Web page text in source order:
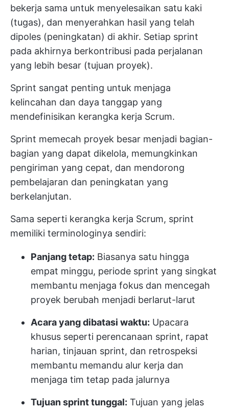
bekerja sama untuk menyelesaikan satu kaki
(tugas), dan menyerahkan hasil yang telah
dipoles (peningkatan) di akhir. Setiap sprint
pada akhirnya berkontribusi pada perjalanan
yang lebih besar (tujuan proyek).
Sprint sangat penting untuk menjaga
kelincahan dan daya tanggap yang
mendefinisikan kerangka kerja Scrum.
Sprint memecah proyek besar menjadi bagian-
bagian yang dapat dikelola, memungkinkan
pengiriman yang cepat, dan mendorong
pembelajaran dan peningkatan yang
berkelanjutan.
Sama seperti kerangka kerja Scrum, sprint
memiliki terminologinya sendiri:
Panjang tetap: Biasanya satu hingga
empat minggu, periode sprint yang singkat
membantu menjaga fokus dan mencegah
proyek berubah menjadi berlarut-larut
Acara yang dibatasi waktu: Upacara
khusus seperti perencanaan sprint, rapat
harian, tinjauan sprint, dan retrospeksi
membantu memandu alur kerja dan
menjaga tim tetap pada jalurnya
Tujuan sprint tunggal: Tujuan yang jelas